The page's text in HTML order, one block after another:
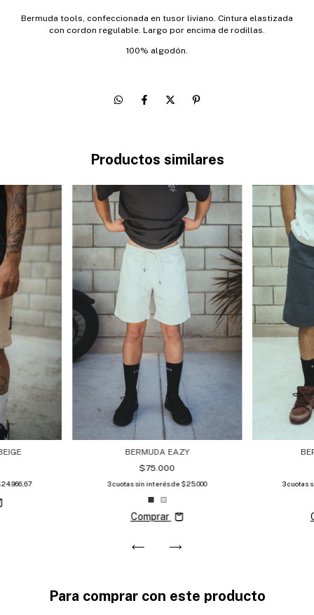
Bermuda tools, confeccionada en tusor liviano. Cintura elastizada
con cordon regulable. Largo por encima de rodillas.
100% algodón.
Productos similares
BERMUDA EAZY
$75.000
3cuotas sin interés de$25.000
Comprar
3 cuotas
Para comprar con este producto